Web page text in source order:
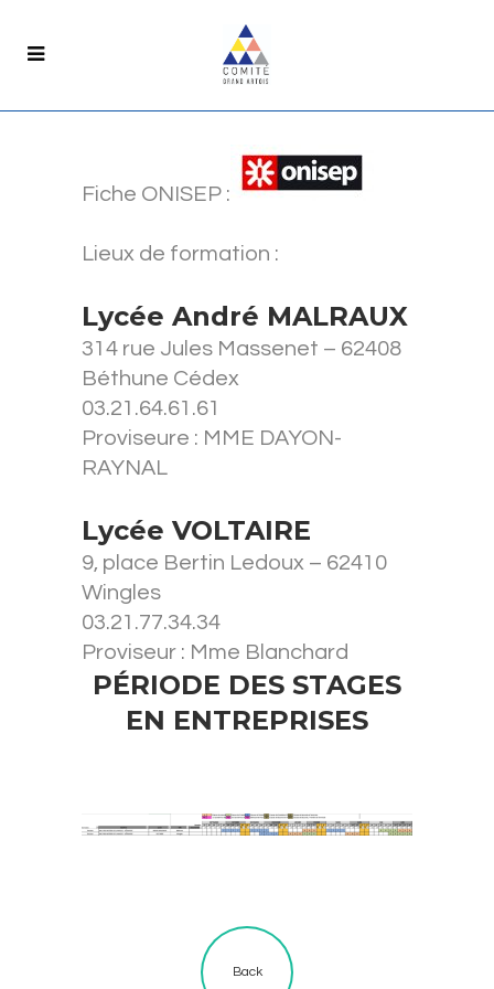
Fiche ONISEP :
Lieux de formation :
Lycée André MALRAUX
314 rue Jules Massenet – 62408
Béthune Cédex
03.21.64.61.61
Proviseure : MME DAYON-
RAYNAL
Lycée VOLTAIRE
9, place Bertin Ledoux – 62410
Wingles
03.21.77.34.34
Proviseur : Mme Blanchard
PÉRIODE DES STAGES
EN ENTREPRISES
Back